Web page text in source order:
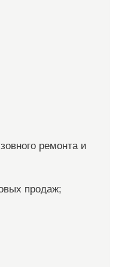
ремонта и
продаж;